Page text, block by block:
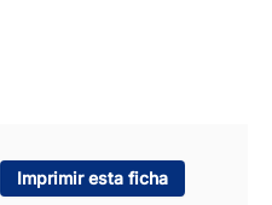
Imprimir esta ficha